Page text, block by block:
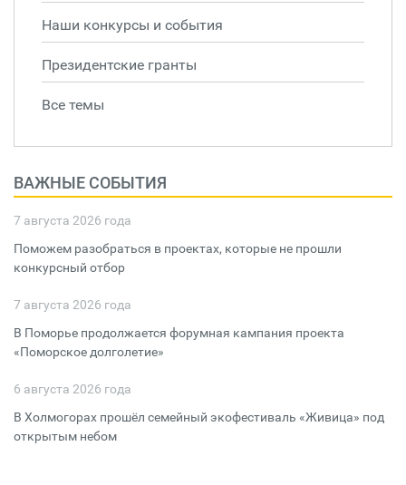
Наши конкурсы и события
Президентские гранты
Все темы
ВАЖНЫЕ СОБЫТИЯ
7 августа 2026 года
Поможем разобраться в проектах, которые не прошли
конкурсный отбор
7 августа 2026 года
В Поморье продолжается форумная кампания проекта
«Поморское долголетие»
6 августа 2026 года
В Холмогорах прошёл семейный экофестиваль «Живица» под
открытым небом